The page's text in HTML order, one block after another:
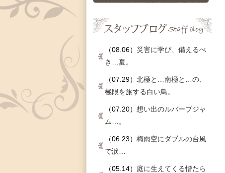
（08.06） 災害に学び、備えるべ
き…夏。
（07.29） 北極と…南極と…の、
極限を旅する白い鳥。
（07.20） 想い出のルバーブジャ
ム…。
（06.23） 梅雨空にダブルの台風
で涙…
（05.14） 庭に生えてくる憎たら